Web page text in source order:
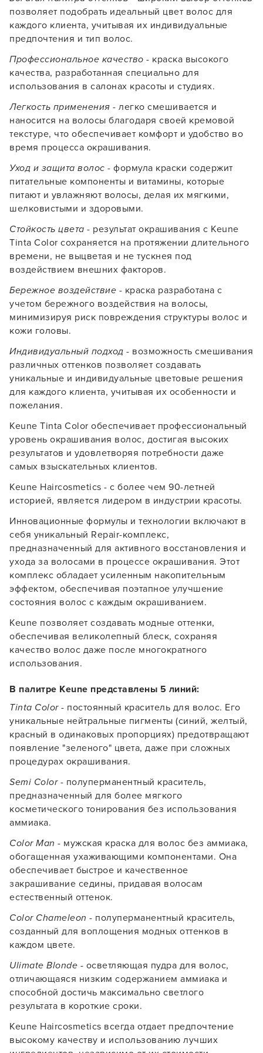
позволяет подобрать идеальный цвет волос для
каждого клиента, учитывая их индивидуальные
предпочтения и тип волос.
Профессиональное качество - краска высокого
качества, разработанная специально для
использования в салонах красоты и студиях.
Легкость применения - легко смешивается и
наносится на волосы благодаря своей кремовой
текстуре, что обеспечивает комфорт и удобство во
время процесса окрашивания.
Уход и защита волос - формула краски содержит
питательные компоненты и витамины, которые
питают и увлажняют волосы, делая их мягкими,
шелковистыми и здоровыми.
Стойкость цвета - результат окрашивания с Keune
Tinta Color сохраняется на протяжении длительного
времени, не выцветая и не тускнея под
воздействием внешних факторов.
Бережное воздействие - краска разработана с
учетом бережного воздействия на волосы,
минимизируя риск повреждения структуры волос и
кожи головы.
Индивидуальный подход - возможность смешивания
различных оттенков позволяет создавать
уникальные и индивидуальные цветовые решения
для каждого клиента, учитывая их особенности и
пожелания.
Keune Tinta Color обеспечивает профессиональный
уровень окрашивания волос, достигая высоких
результатов и удовлетворяя потребности даже
самых взыскательных клиентов.
Keune Haircosmetics - с более чем 90-летней
историей, является лидером в индустрии красоты.
Инновационные формулы и технологии включают в
себя уникальный Repair-комплекс,
предназначенный для активного восстановления и
ухода за волосами в процессе окрашивания. Этот
комплекс обладает усиленным накопительным
эффектом, обеспечивая поэтапное улучшение
состояния волос с каждым окрашиванием.
Keune позволяет создавать модные оттенки,
обеспечивая великолепный блеск, сохраняя
качество волос даже после многократного
использования.
В палитре Keune представлены 5 линий:
Tinta Color- постоянный краситель для волос. Его
уникальные нейтральные пигменты (синий, желтый,
красный в одинаковых пропорциях) предотвращают
появление "зеленого" цвета, даже при сложных
процедурах окрашивания.
Semi Color- полуперманентный краситель,
предназначенный для более мягкого
косметического тонирования без использования
аммиака.
Color Man - мужская краска для волос без аммиака,
обогащенная ухаживающими компонентами. Она
обеспечивает быстрое и качественное
закрашивание седины, придавая волосам
естественный оттенок.
Color Chameleon - полуперманентный краситель,
созданный для воплощения модных оттенков в
каждом цвете.
Ulimate Blonde - осветляющая пудра для волос,
отличающаяся низким содержанием аммиака и
способной достичь максимально светлого
результата в короткие сроки.
Keune Haircosmetics всегда отдает предпочтение
высокому качеству и использованию лучших
Заяц–робот
В новом приложении RedHare Market для Android
намного быстрее!
УСТАНОВИТЬ ИЗ GOOGLE PLAY
ПРОДОЛЖУ ЗДЕСЬ